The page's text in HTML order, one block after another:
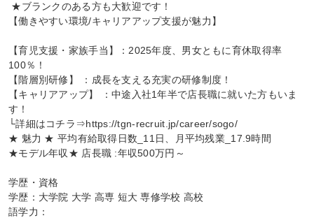
【働きやすい環境/キャリアアップ支援が魅力】
【育児支援・家族手当】：2025年度、男女ともに育休取得率
100％！
【階層別研修】 ：成長を支える充実の研修制度！
【キャリアアップ】 ：中途入社1年半で店長職に就いた方もいま
す！
└詳細はコチラ⇒https://tgn-recruit.jp/career/sogo/
★ 魅力 ★ 平均有給取得日数_11日、月平均残業_17.9時間
★モデル年収★ 店長職 :年収500万円～
学歴・資格
学歴：大学院 大学 高専 短大 専修学校 高校
語学力：